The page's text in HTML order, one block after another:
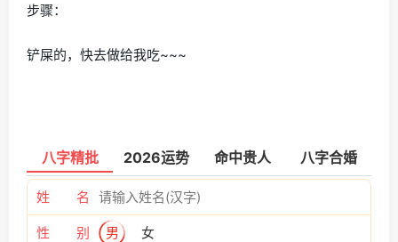
步骤：
铲屎的，快去做给我吃~~~
八字精批 2026运势 命中贵人 八字合婚
姓 名
性 别 男 女